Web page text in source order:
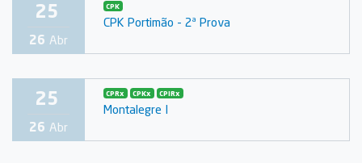
25
26 Abr
CPK
CPK Portimão - 2ª Prova
25
26 Abr
CPRx CPKx CPIRx
Montalegre I